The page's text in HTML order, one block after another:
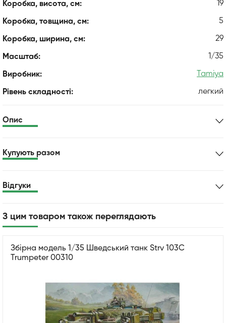
Коробка, висота, см: 19
Коробка, товщина, см: 5
Коробка, ширина, см: 29
Масштаб: 1/35
Виробник: Tamiya
Рівень складності: легкий
Опис
Купують разом
Відгуки
З цим товаром також переглядають
Збірна модель 1/35 Шведський танк Strv 103C
Trumpeter 00310